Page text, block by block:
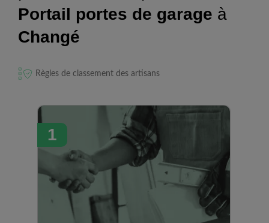
Portail portes de garage à
Changé
Règles de classement des artisans
1